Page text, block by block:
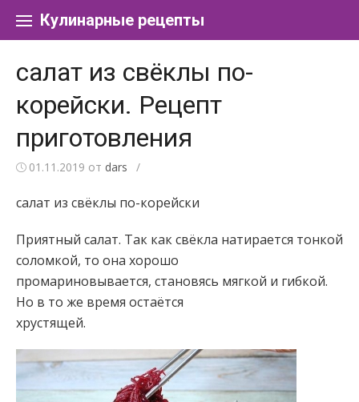
Кулинарные рецепты
салат из свёклы по-
корейски. Рецепт
приготовления
01.11.2019 от dars /
салат из свёклы по-корейски
Приятный салат. Так как свёкла натирается тонкой
соломкой, то она хорошо
промариновывается, становясь мягкой и гибкой.
Но в то же время остаётся
хрустящей.